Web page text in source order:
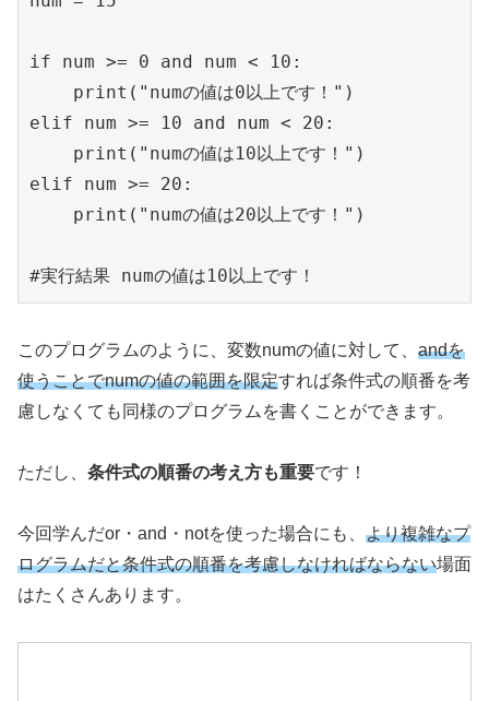
if num >= 0 and num < 10:
    print("numの値は0以上です！")
elif num >= 10 and num < 20:
    print("numの値は10以上です！")
elif num >= 20:
    print("numの値は20以上です！")
#実行結果 numの値は10以上です！
このプログラムのように、変数numの値に対して、 andを
使うことでnumの値の範囲を限定すれば条件式の順番を考
慮しなくても同様のプログラムを書くことができます。
ただし、 条件式の順番の考え方も重要です！
今回学んだor・and・notを使った場合にも、 より複雑なプ
ログラムだと条件式の順番を考慮しなければならない場面
はたくさんあります。